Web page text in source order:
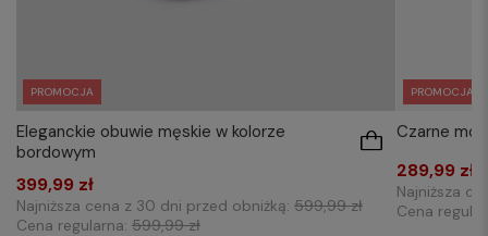
PROMOCJA
Eleganckie obuwie męskie w kolorze
bordowym
399,99 zł
Najniższa cena z 30 dni przed obniżką: 599,99 zł
Cena regularna: 599,99 zł
PROMOCJA
Czarne
289,99 zł
Najniższa
Cena